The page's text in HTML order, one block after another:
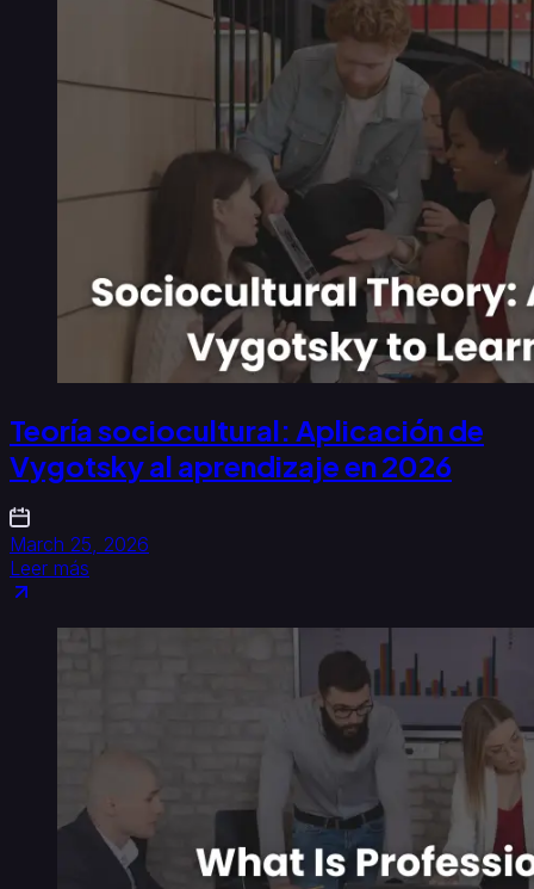
Teoría sociocultural: Aplicación de
Vygotsky al aprendizaje en 2026
March 25, 2026
Leer más